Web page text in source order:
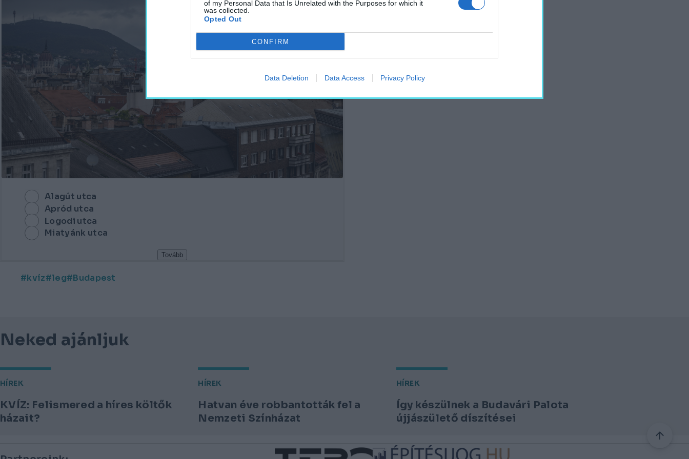
of my Personal Data that Is Unrelated with the Purposes for which it
was collected.
Opted Out
CONFIRM
Data Deletion Data Access Privacy Policy
Alagút utca
Apród utca
Logodi utca
Miatyánk utca
Tovább
kvíz leg Budapest
Neked ajánljuk
HÍREK
KVÍZ: Felismered a híres költők
házait?
HÍREK
Hatvan éve robbantották fel a
Nemzeti Színházat
HÍREK
Így készülnek a Budavári Palota
újjászülető díszítései
Lábléc